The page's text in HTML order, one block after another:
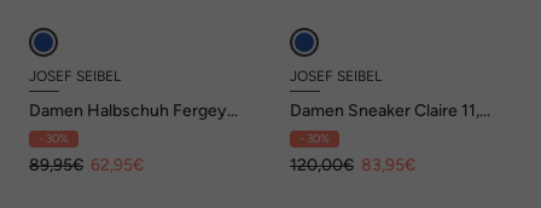
JOSEF SEIBEL
Damen Halbschuh Fergey
20, ocean
- 30%
89,95€ 62,95€
JOSEF SEIBEL
Damen Sneaker Claire 11,
indigo
- 30%
120,00€ 83,95€